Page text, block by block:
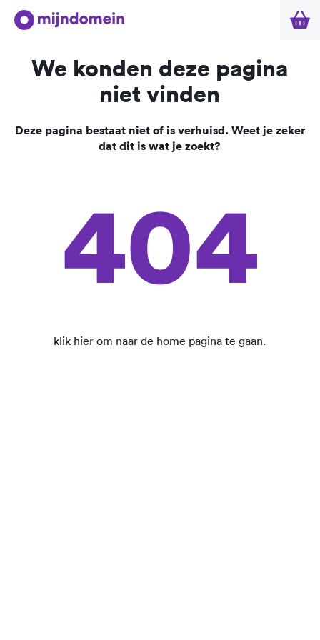
We konden deze pagina
niet vinden
Deze pagina bestaat niet of is verhuisd. Weet je zeker
dat dit is wat je zoekt?
404
klik hier om naar de home pagina te gaan.